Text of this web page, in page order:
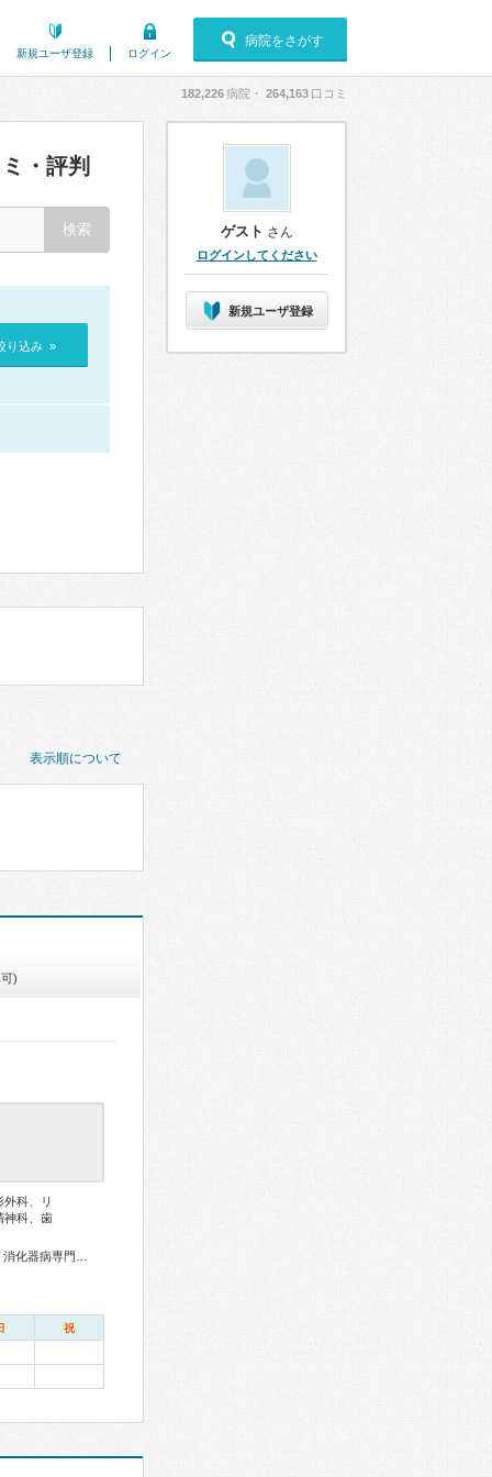
新規ユーザ登録 ログイン
病院をさがす
182,226病院・ 264,163 口コミ
・評判
り込み »
表示順について
)
科、リ
神科、歯
祝
ゲスト さん
ログインしてください
新規ユーザ登録